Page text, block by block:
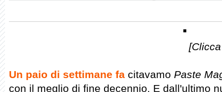
Un paio di settimane fa citavamo Paste
con il meglio di fine decennio. E dall'ultimo